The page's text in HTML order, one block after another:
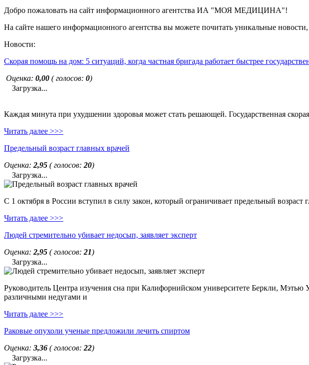
Добро пожаловать на сайт информационного агентства ИА "МОЯ МЕДИЦИНА"!
На сайте нашего информационного агентства вы можете почитать уникальные
Новости:
Скорая помощь на дом: 5 ситуаций, когда частная бригада работает быстрее
Оценка: 0,00 ( голосов: 0)
Загрузка...
Каждая минута при ухудшении здоровья может стать решающей. Государственная
Читать далее >>>
Предельный возраст главных врачей
Оценка: 2,95 ( голосов: 20)
Загрузка...
С 1 октября в России вступил в силу закон, который ограничивает предельный
Читать далее >>>
Людей стремительно убивает недосып, заявляет эксперт
Оценка: 2,95 ( голосов: 21)
Загрузка...
Руководитель Центра изучения сна при Калифорнийском университете Беркли, Мэтью
различными недугами и
Читать далее >>>
Раковые опухоли ученые предложили лечить спиртом
Оценка: 3,36 ( голосов: 22)
Загрузка...